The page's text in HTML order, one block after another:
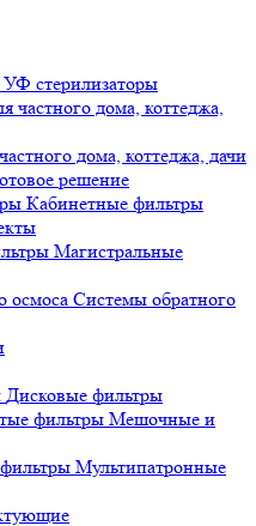
УФ стерилизаторы
дома, коттеджа, дачи
решение
Кабинетные фильтры
Магистральные
Системы обратного
Дисковые фильтры
Мешочные и
Мультипатронные